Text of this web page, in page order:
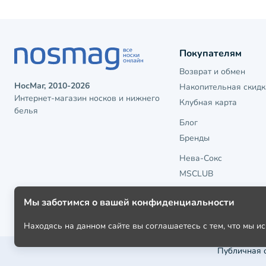
НосМаг, 2010-2026
Интернет-магазин носков и нижнего
белья
Покупателям
Возврат и обмен
Накопительная
Клубная карта
Блог
Бренды
Нева-Сокс
MSCLUB
Публичная
Мы заботимся о вашей конфиденциальности
Находясь на данном сайте вы соглашаетесь с тем, что мы